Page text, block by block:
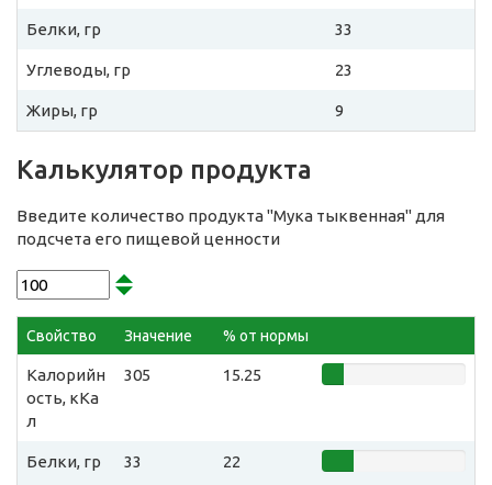
Белки, гр 33
Углеводы, гр 23
Жиры, гр 9
Калькулятор продукта
Введите количество продукта "Мука тыквенная" для
подсчета его пищевой ценности
Свойство Значение % от нормы
Калорийн
ость, кКа
л
305 15.25
Белки, гр 33 22